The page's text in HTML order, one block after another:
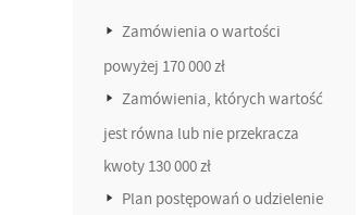
Zamówienia o wartości
powyżej 170 000 zł
Zamówienia, których wartość
jest równa lub nie przekracza
kwoty 130 000 zł
Plan postępowań o udzielenie